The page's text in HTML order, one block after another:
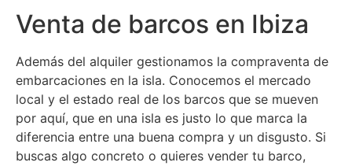
Venta de barcos en Ibiza
Además del alquiler gestionamos la compraventa de
embarcaciones en la isla. Conocemos el mercado
local y el estado real de los barcos que se mueven
por aquí, que en una isla es justo lo que marca la
diferencia entre una buena compra y un disgusto. Si
buscas algo concreto o quieres vender tu barco,